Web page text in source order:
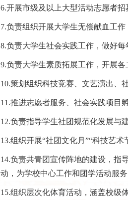
6.开展市级及以上大型活动志愿者
7.负责组织开展大学生无偿献血工作
8.负责大学生社会实践工作，做好每
9.负责大学生素质拓展工作，开展
10.策划组织科技竞赛、文艺演出、
11.推进志愿者服务、社会实践项目
12.负责指导学生社团规范化发展与
13.组织开展“社团文化月”“科技艺术
14.负责共青团宣传阵地的建设，指
动，为学校中心工作和团学活动服
15.组织层次化体育活动，涵盖校级